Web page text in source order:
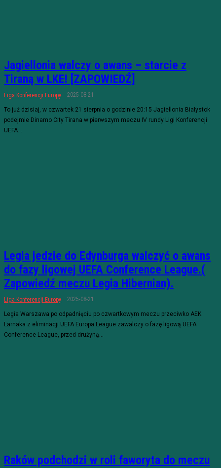
Jagiellonia walczy o awans – starcie z
Tiraną w LKE! [ZAPOWIEDŹ]
Liga Konferencji Europy 2025-08-21
To już dzisiaj, w czwartek 21 sierpnia o godzinie 20:15 Jagiellonia Białystok
podejmie Dinamo City Tirana w pierwszym meczu IV rundy Ligi Konferencji
UEFA....
Legia jedzie do Edynburga walczyć o awans
do fazy ligowej UEFA Conference League.(
Zapowiedź meczu Legia Hibernian).
Liga Konferencji Europy 2025-08-21
Legia Warszawa po odpadnięciu po czwartkowym meczu przeciwko AEK
Larnaka z eliminacji UEFA Europa League zawalczy o fazę ligową UEFA
Conference League, przed drużyną...
Raków podchodzi w roli faworyta do meczu